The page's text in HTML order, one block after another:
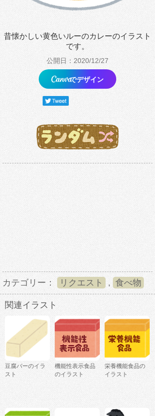
昔懐かしい黄色いルーのカレーのイラスト
です。
公開日：2020/12/27
でデザイン
カテゴリー： リクエスト , 食べ物
関連イラスト
豆腐バーのイラ
スト
機能性表示食品
のイラスト
栄養機能食品の
イラスト